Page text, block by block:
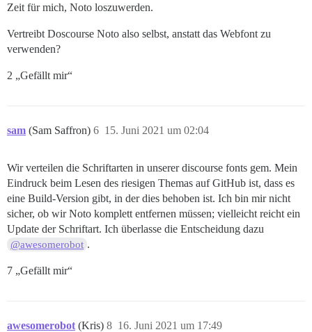
Zeit für mich, Noto loszuwerden.
Vertreibt Doscourse Noto also selbst, anstatt das Webfont zu
verwenden?
2 „Gefällt mir“
sam (Sam Saffron) 15. Juni 2021 um 02:04
6
Wir verteilen die Schriftarten in unserer discourse fonts gem. Mein
Eindruck beim Lesen des riesigen Themas auf GitHub ist, dass es
eine Build-Version gibt, in der dies behoben ist. Ich bin mir nicht
sicher, ob wir Noto komplett entfernen müssen; vielleicht reicht ein
Update der Schriftart. Ich überlasse die Entscheidung dazu
@awesomerobot .
7 „Gefällt mir“
awesomerobot (Kris) 16. Juni 2021 um 17:49
8